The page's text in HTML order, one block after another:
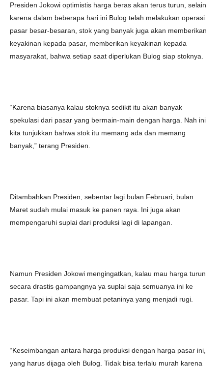
Presiden Jokowi optimistis harga beras akan terus turun, selain
karena dalam beberapa hari ini Bulog telah melakukan operasi
pasar besar-besaran, stok yang banyak juga akan memberikan
keyakinan kepada pasar, memberikan keyakinan kepada
masyarakat, bahwa setiap saat diperlukan Bulog siap stoknya.
“Karena biasanya kalau stoknya sedikit itu akan banyak
spekulasi dari pasar yang bermain-main dengan harga. Nah ini
kita tunjukkan bahwa stok itu memang ada dan memang
banyak,” terang Presiden.
Ditambahkan Presiden, sebentar lagi bulan Februari, bulan
Maret sudah mulai masuk ke panen raya. Ini juga akan
mempengaruhi suplai dari produksi lagi di lapangan.
Namun Presiden Jokowi mengingatkan, kalau mau harga turun
secara drastis gampangnya ya suplai saja semuanya ini ke
pasar. Tapi ini akan membuat petaninya yang menjadi rugi.
“Keseimbangan antara harga produksi dengan harga pasar ini,
yang harus dijaga oleh Bulog. Tidak bisa terlalu murah karena